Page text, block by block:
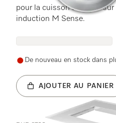
pour la cuisson assistée
induction M Sense.
De nouveau en stock dans
AJOUTER AU PANIER